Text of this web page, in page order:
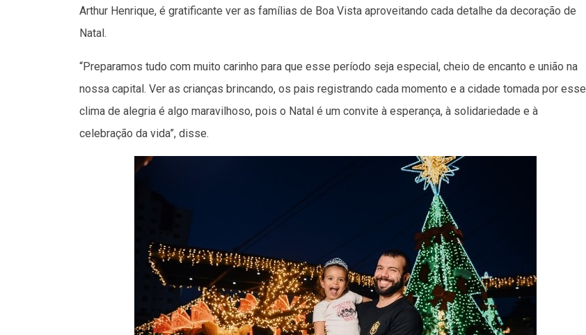
Arthur Henrique, é gratificante ver as famílias de Boa Vista aproveitando cada detalhe da decoração de
Natal.
“Preparamos tudo com muito carinho para que esse período seja especial, cheio de encanto e união na
nossa capital. Ver as crianças brincando, os pais registrando cada momento e a cidade tomada por esse
clima de alegria é algo maravilhoso, pois o Natal é um convite à esperança, à solidariedade e à
celebração da vida”, disse.